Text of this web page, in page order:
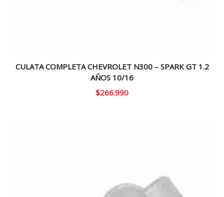
CULATA COMPLETA CHEVROLET N300 – SPARK GT 1.2
AÑOS 10/16
$266.990